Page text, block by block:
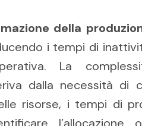
della
i tempi di
La
dalla necessità di
risorse, i tempi di
l’allocazione